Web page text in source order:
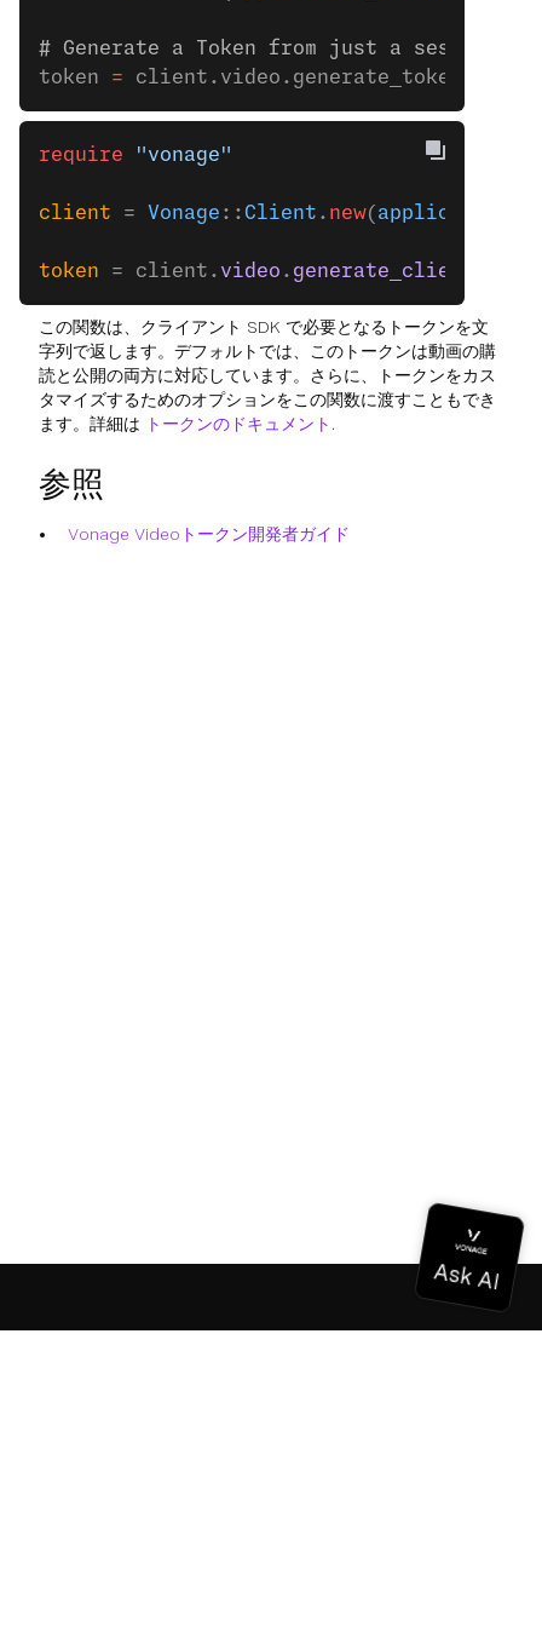
# Generate a Token from just a
token =
require "vonage"
client = Vonage ::Client . new(
token = client. video .
この関数は、クライアント SDK で必要となるトークンを文
字列で返します。デフォルトでは、このトークンは動画の購
読と公開の両方に対応しています。さらに、トークンをカス
タマイズするためのオプションをこの関数に渡すこともでき
ます。詳細は
トークンのドキュメント .
参照
Vonage Videoトークン開発者ガイド